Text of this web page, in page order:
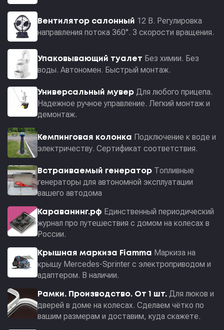
Вентилятор салонный 12 В. Регулировка
направления потока 360°. 3 скорости вращения.
Упаковывающий туалет Без химии. Без
воды. Автономен. Быстрый монтаж.
Универсальный мувер Для любого прицепа.
Надежное ручное управление. Легкий монтаж и
демонтаж.
Кемпинговая колонка Подключение к воде и
электричеству. Сертификат соответствия.
Встраиваемый генератор Топливные
генераторы для автономной эксплуатации
вашего автодома
Караванинг.рф Единственный периодический
журнал про путешествия с домом на колесах в
России.
Крышная маркиза Fiamma Маркиза на
крышу Mercedes-Sprinter с электроприводом и
адаптером. В наличии.
Рамки. Производство. От 1 шт. Для люков и
дверей в доме на колесах. Сделаем чётко по
вашим размерам и доставим, куда скажете.